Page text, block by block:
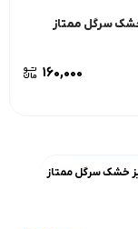
سرگل ممتاز
160,000
خشک سرگل ممتاز